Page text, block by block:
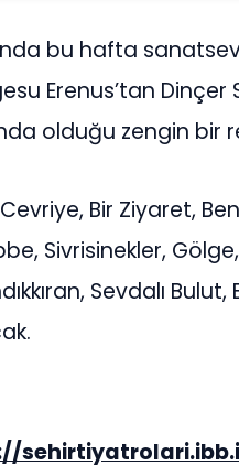
bu hafta
Erenus’tan
olduğu zengin bir
Bir Ziyaret,
Sivrisinekler,
Sevdalı